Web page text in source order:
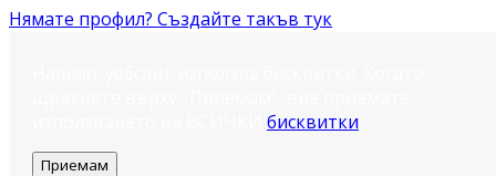
Нямате профил? Създайте такъв тук
бисквитки
Приемам